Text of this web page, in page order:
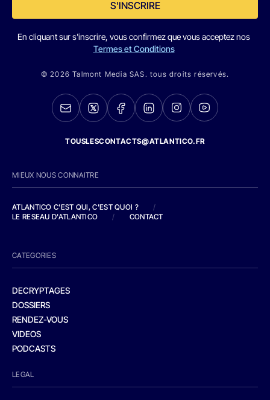
S'INSCRIRE
En cliquant sur s'inscrire, vous confirmez que vous acceptez nos
Termes et Conditions
© 2026 Talmont Media SAS. tous droits réservés.
TOUSLESCONTACTS@ATLANTICO.FR
MIEUX NOUS CONNAITRE
ATLANTICO C'EST QUI, C'EST QUOI ?
/
LE RESEAU D'ATLANTICO
/ CONTACT
CATEGORIES
DECRYPTAGES
DOSSIERS
RENDEZ-VOUS
VIDEOS
PODCASTS
LEGAL